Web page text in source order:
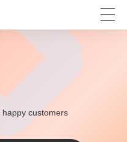
happy customers